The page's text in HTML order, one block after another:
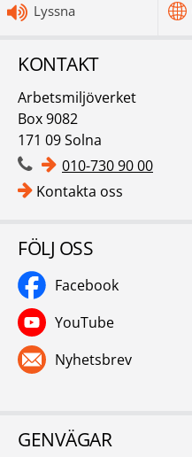
Lyssna
KONTAKT
Arbetsmiljöverket
Box 9082
171 09 Solna
010-730 90 00
Kontakta oss
FÖLJ OSS
Facebook
YouTube
Nyhetsbrev
GENVÄGAR